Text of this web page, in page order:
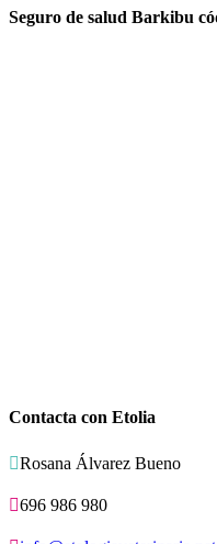
Seguro de salud Barkibu
Contacta con Etolia
Rosana Álvarez Bueno
696 986 980